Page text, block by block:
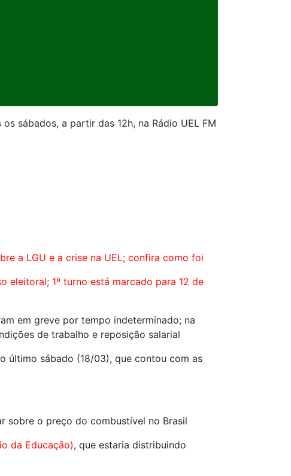
sábados, a partir das 12h, na Rádio UEL FM
a LGU e a crise na UEL; confira como foi
eleitoral; 1º turno está marcado para 12 de
em greve por tempo indeterminado; na
de trabalho e reposição salarial
último sábado (18/03), que contou com as
sobre o preço do combustível no Brasil
da Educação), que estaria distribuindo